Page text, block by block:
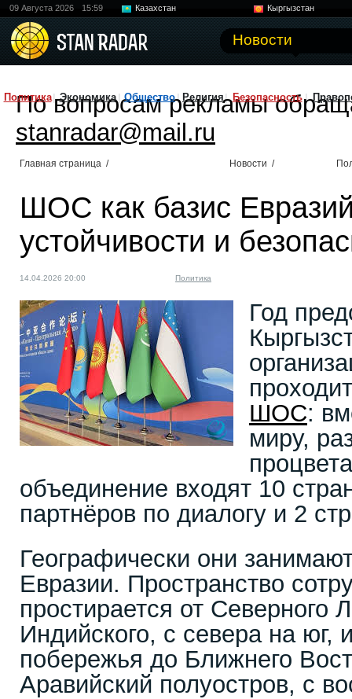
09 Августа 2026 15:59 Казахстан
Кыргызстан
Новости
Политика Экономика Общество Религия Безопасность
По вопросам рекламы
stanradar@mail.ru
Главная страница / Новости /
ШОС как базис
устойчивости и
14.04.2026 20:00 Политика
Год
ШОС:
миру,
объединение входят 10
партнёров по диалогу и 2
Географически они
Евразии. Пространство
простирается от Северного
Индийского, с севера на юг,
побережья до Ближнего
Аравийский полуостров, с